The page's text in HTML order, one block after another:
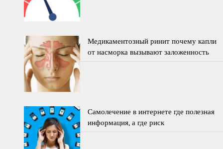
Медикаментозный ринит почему капли
от насморка вызывают заложенность
Самолечение в интернете где полезная
информация, а где риск